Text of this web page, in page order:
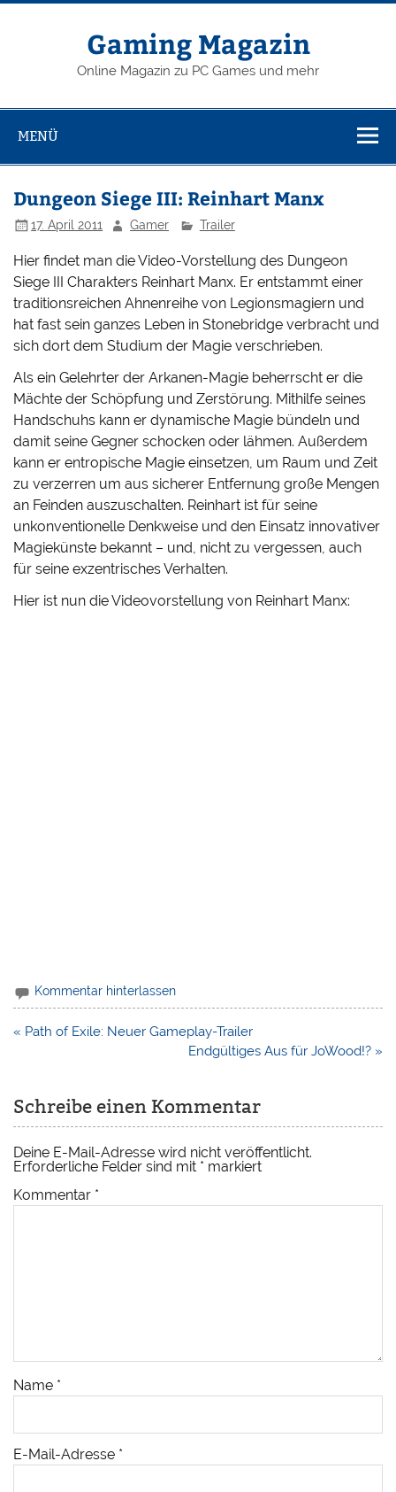
Zum
Gaming Magazin
Online Magazin zu PC Games und mehr
MENÜ
Dungeon Siege III: Reinhart Manx
17. April 2011 Gamer Trailer
Hier findet man die Video-Vorstellung des Dungeon
Siege III Charakters Reinhart Manx. Er entstammt einer
traditionsreichen Ahnenreihe von Legionsmagiern und
hat fast sein ganzes Leben in Stonebridge verbracht und
sich dort dem Studium der Magie verschrieben.
Als ein Gelehrter der Arkanen-Magie beherrscht er die
Mächte der Schöpfung und Zerstörung. Mithilfe seines
Handschuhs kann er dynamische Magie bündeln und
damit seine Gegner schocken oder lähmen. Außerdem
kann er entropische Magie einsetzen, um Raum und Zeit
zu verzerren um aus sicherer Entfernung große Mengen
an Feinden auszuschalten. Reinhart ist für seine
unkonventionelle Denkweise und den Einsatz innovativer
Magiekünste bekannt – und, nicht zu vergessen, auch
für seine exzentrisches Verhalten.
Hier ist nun die Videovorstellung von Reinhart Manx:
Kommentar hinterlassen
Beitragsnavigation
« Path of Exile: Neuer Gameplay-Trailer
Endgültiges Aus für JoWood!? »
Schreibe einen Kommentar
Deine E-Mail-Adresse wird nicht veröffentlicht.
Erforderliche Felder sind mit * markiert
Kommentar *
Name *
E-Mail-Adresse *